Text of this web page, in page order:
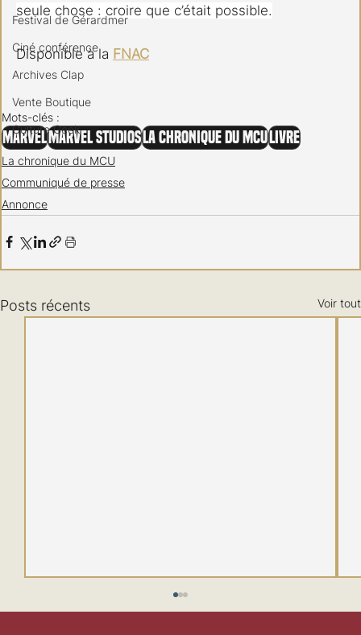
Festival de Gérardmer
Ciné conférence
Archives Clap
Vente Boutique
Culture Geek
seule chose : croire que c’était possible.
Disponible à la FNAC
Mots-clés :
MarvelMarvel Studios La Chronique du MCU Livre
La chronique du MCU
Communiqué de presse
Annonce
Posts récents Voir tout